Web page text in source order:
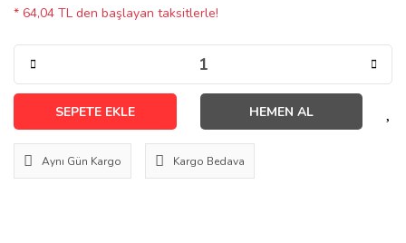
* 64,04 TL den başlayan taksitlerle!
SEPETE EKLE HEMEN AL
Aynı Gün Kargo Kargo Bedava